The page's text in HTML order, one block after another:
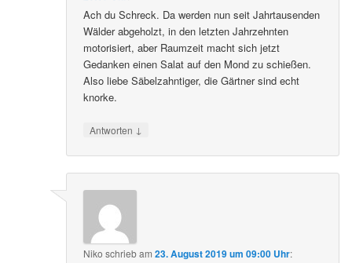
Ach du Schreck. Da werden nun seit Jahrtausenden
Wälder abgeholzt, in den letzten Jahrzehnten
motorisiert, aber Raumzeit macht sich jetzt
Gedanken einen Salat auf den Mond zu schießen.
Also liebe Säbelzahntiger, die Gärtner sind echt
knorke.
Antworten ↓
Niko schriebam23. August 2019 um 09:00 Uhr: